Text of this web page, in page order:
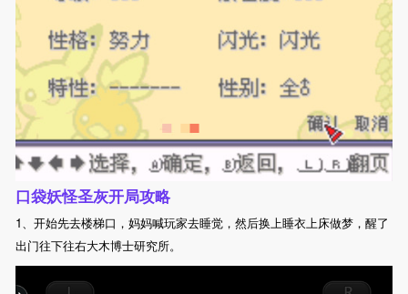
口袋妖怪圣灰开局攻略
1、开始先去楼梯口，妈妈喊玩家去睡觉，然后换上睡衣上床做梦，醒了
出门往下往右大木博士研究所。